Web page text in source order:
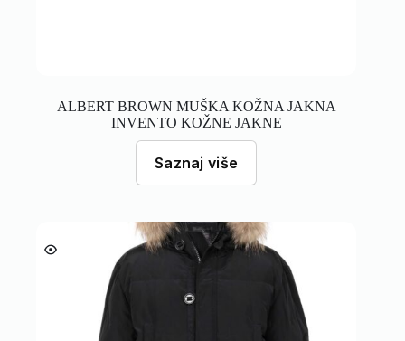
ALBERT BROWN MUŠKA KOŽNA JAKNA
INVENTO KOŽNE JAKNE
Saznaj više